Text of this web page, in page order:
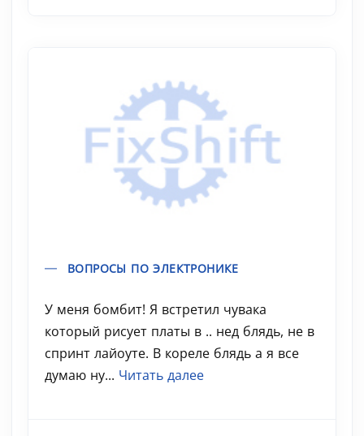
ВОПРОСЫ ПО ЭЛЕКТРОНИКЕ
У меня бомбит! Я встретил чувака
который рисует платы в .. нед блядь, не в
спринт лайоуте. В кореле блядь а я все
думаю ну... Читать далее